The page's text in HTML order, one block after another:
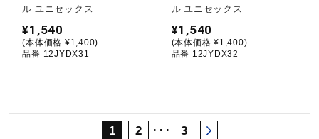
ル ユニセックス
¥1,540
(本体価格 ¥1,400)
品番 12JYDX31
ル ユニセックス
¥1,540
(本体価格 ¥1,400)
品番 12JYDX32
1 2 ･･･ 3